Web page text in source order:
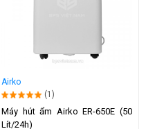
Airko
(1)
Máy hút ẩm Airko ER-650E (50
Lít/24h)